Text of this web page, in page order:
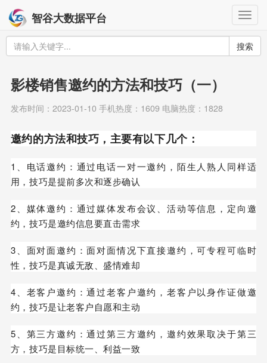
智谷大数据平台
搜索
影楼销售邀约的方法和技巧（一）
发布时间：2023-01-10 手机热度：1609 电脑热度：1828
邀约的方法和技巧，主要有以下几个：
1、电话邀约：通过电话一对一邀约，陌生人熟人同样适
用，技巧是提前多次和逐步确认
2、媒体邀约：通过媒体发布会议、活动等信息，定向邀
约，技巧是邀约信息要直击需求
3、面对面邀约：面对面情况下直接邀约，可专程可临时
性，技巧是真诚无敌、盛情难却
4、老客户邀约：通过老客户邀约，老客户以身作证做邀
约，技巧是让老客户自愿和主动
5、第三方邀约：通过第三方邀约，邀约效果取决于第三
方，技巧是目标统一、利益一致